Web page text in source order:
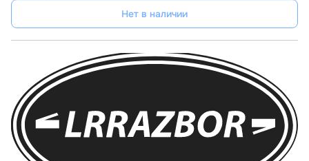
Нет в наличии